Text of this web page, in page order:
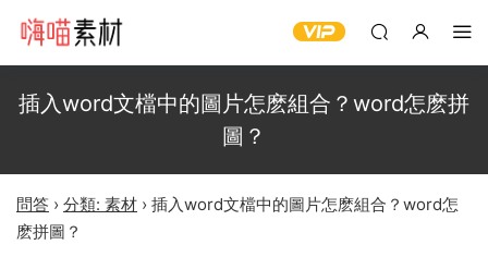
插入word文檔中的圖片怎麽組合？word怎麽拼
圖？
問答 › 分類: 素材 › 插入word文檔中的圖片怎麽組合？word怎
麽拼圖？